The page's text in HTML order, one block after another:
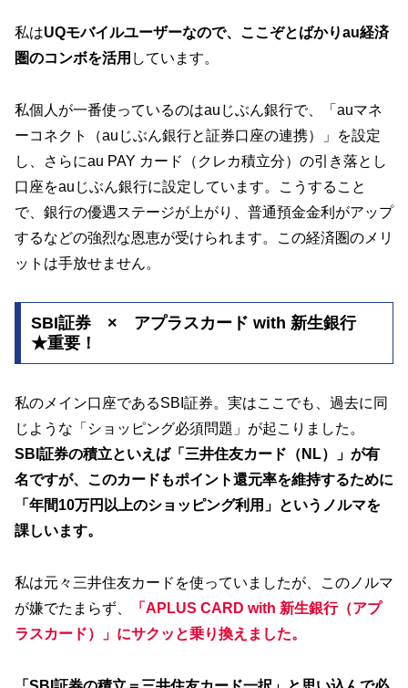
私はUQモバイルユーザーなので、ここぞとばかりau経済
圏のコンボを活用 しています。
私個人が一番使っているのはauじぶん銀行で、「auマネ
ーコネクト（auじぶん銀行と証券口座の連携）」を設定
し、さらにau PAY カード（クレカ積立分）の引き落とし
口座をauじぶん銀行に設定しています。こうすること
で、銀行の優遇ステージが上がり、普通預金金利がアップ
するなどの強烈な恩恵が受けられます。この経済圏のメリ
ットは手放せません。
SBI証券 × アプラスカード with 新生銀行
★重要！
私のメイン口座であるSBI証券。実はここでも、過去に同
じような「ショッピング必須問題」が起こりました。
SBI証券の積立といえば「三井住友カード（NL）」が有
名ですが、このカードもポイント還元率を維持するために
「年間10万円以上のショッピング利用」というノルマを
課しいます。
私は元々三井住友カードを使っていましたが、このノルマ
が嫌でたまらず、
「APLUS CARD with 新生銀行（アプ
ラスカード）」にサクッと乗り換えました。